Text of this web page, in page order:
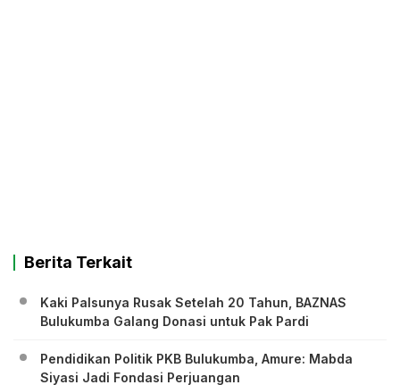
Berita Terkait
Kaki Palsunya Rusak Setelah 20 Tahun, BAZNAS
Bulukumba Galang Donasi untuk Pak Pardi
Pendidikan Politik PKB Bulukumba, Amure: Mabda
Siyasi Jadi Fondasi Perjuangan